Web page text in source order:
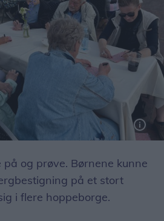
og prøve. Børnene kunne
på et stort
i flere hoppeborge.